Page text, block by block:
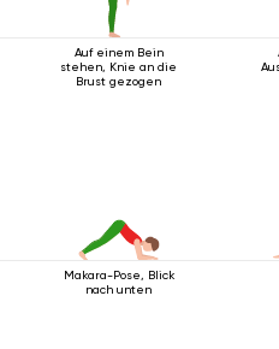
Auf einem Bein
stehen, Knie an die
Brust gezogen
Makara-Pose, Blick
nach unten